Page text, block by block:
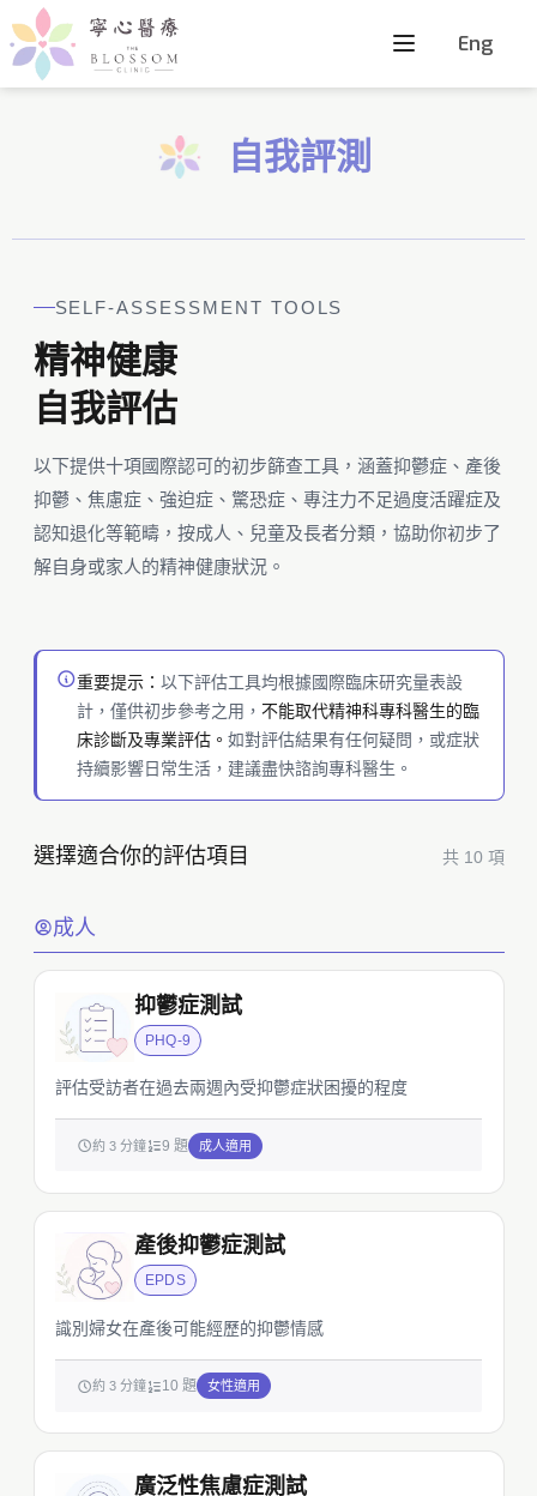
Eng
自我評測
SELF-ASSESSMENT TOOLS
精神健康
自我評估
以下提供十項國際認可的初步篩查工具，涵蓋抑鬱症、產後
抑鬱、焦慮症、強迫症、驚恐症、專注力不足過度活躍症及
認知退化等範疇，按成人、兒童及長者分類，協助你初步了
解自身或家人的精神健康狀況。
重要提示：以下評估工具均根據國際臨床研究量表設
計，僅供初步參考之用，不能取代精神科專科醫生的臨
床診斷及專業評估。如對評估結果有任何疑問，或症狀
持續影響日常生活，建議盡快諮詢專科醫生。
選擇適合你的評估項目 共 10 項
成人
抑鬱症測試
PHQ-9
評估受訪者在過去兩週內受抑鬱症狀困擾的程度
約 3 分鐘 9 題 成人適用
產後抑鬱症測試
EPDS
識別婦女在產後可能經歷的抑鬱情感
約 3 分鐘 10 題 女性適用
廣泛性焦慮症測試